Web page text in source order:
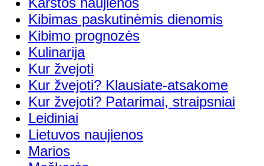
Kibimas paskutinėmis dienomis
Kibimo prognozės
Kulinarija
Kur žvejoti
Kur žvejoti? Klausiate-atsakome
Kur žvejoti? Patarimai, straipsniai
Leidiniai
Lietuvos naujienos
Marios